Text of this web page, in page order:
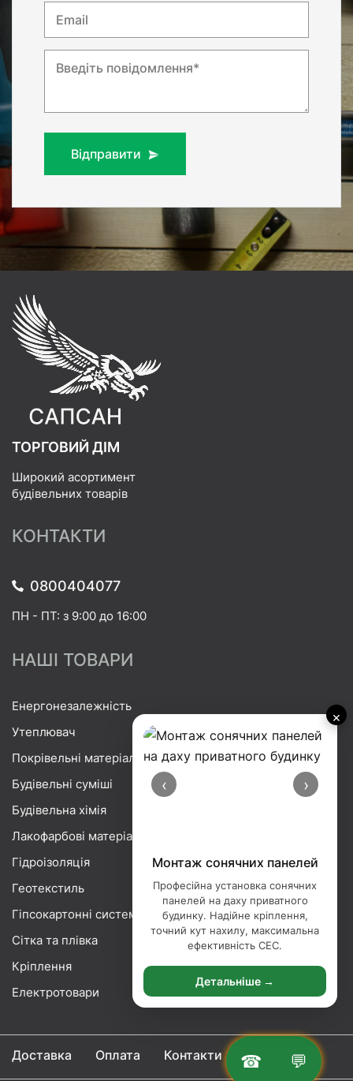
☎ 💬
×
‹ ›
Монтаж сонячних панелей
Професійна установка сонячних
панелей на даху приватного
будинку. Надійне кріплення,
точний кут нахилу, максимальна
ефективність СЕС.
Детальніше →
Email
Введіть повідомлення*
Відправити
ТОРГОВИЙ ДІМ
Широкий асортимент
будівельних товарів
КОНТАКТИ
0800404077
ПН - ПТ: з 9:00 до 16:00
НАШІ ТОВАРИ
Енергонезалежність
Утеплювач
Покрівельні матеріали
Будівельні суміші
Будівельна хімія
Лакофарбові матеріали
Гідроізоляція
Геотекстиль
Гіпсокартонні системи
Сітка та плівка
Кріплення
Електротовари
Доставка Оплата Контакти